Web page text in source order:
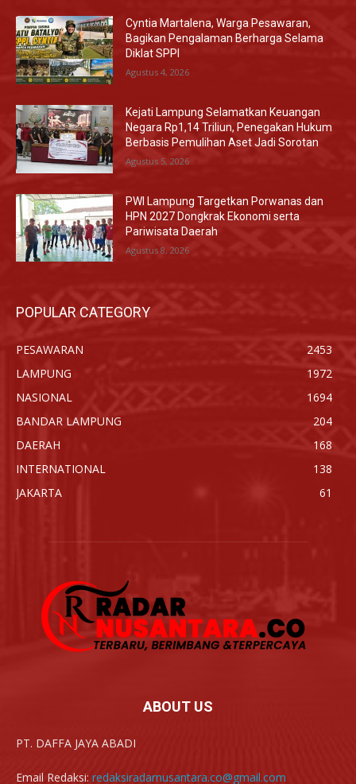
Cyntia Martalena, Warga Pesawaran,
Bagikan Pengalaman Berharga Selama
Diklat SPPI
Agustus 4, 2026
Kejati Lampung Selamatkan Keuangan
Negara Rp1,14 Triliun, Penegakan Hukum
Berbasis Pemulihan Aset Jadi Sorotan
Agustus 5, 2026
PWI Lampung Targetkan Porwanas dan
HPN 2027 Dongkrak Ekonomi serta
Pariwisata Daerah
Agustus 8, 2026
POPULAR CATEGORY
PESAWARAN
2453
LAMPUNG
1972
NASIONAL
1694
BANDAR LAMPUNG
204
DAERAH
168
INTERNATIONAL
138
JAKARTA
61
ABOUT US
PT. DAFFA JAYA ABADI
Email Redaksi: redaksiradarnusantara.co@gmail.com